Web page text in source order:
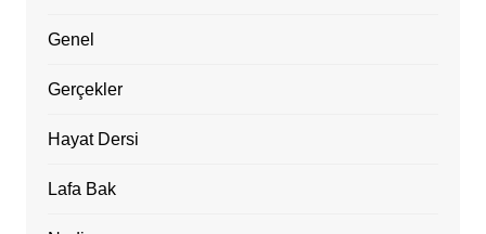
Genel
Gerçekler
Hayat Dersi
Lafa Bak